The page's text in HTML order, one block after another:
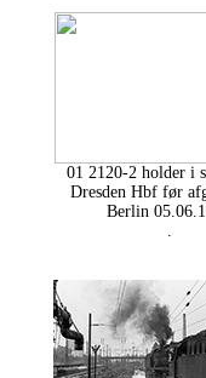
01 2120-2 holder i
Dresden Hbf før
Berlin
.